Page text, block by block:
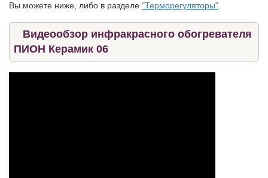
Вы можете ниже, либо в разделе "Терморегуляторы"
Видеообзор инфракрасного обогревателя
ПИОН Керамик 06